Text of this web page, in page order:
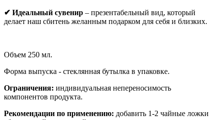
✔ Идеальный сувенир – презентабельный вид, который
делает наш сбитень желанным подарком для себя и близких.
Объем 250 мл.
Форма выпуска - стеклянная бутылка в упаковке.
Ограничения: индивидуальная непереносимость
компонентов продукта.
Рекомендации по применению: добавить 1-2 чайные ложки